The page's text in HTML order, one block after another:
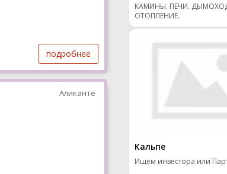
подробнее
Аликанте
КАМИНЫ. ПЕЧИ.
ОТОПЛЕНИЕ.
Кальпе
Ищем инвестора или